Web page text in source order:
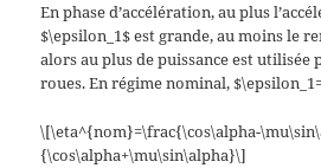
En phase d’accélération, au plus
$\epsilon_1$ est grande, au moins le
alors au plus de puissance est utilisée
roues. En régime nominal,
\[\eta^{nom}=\frac{\cos\alpha-
{\cos\alpha+\mu\sin\alpha}\]